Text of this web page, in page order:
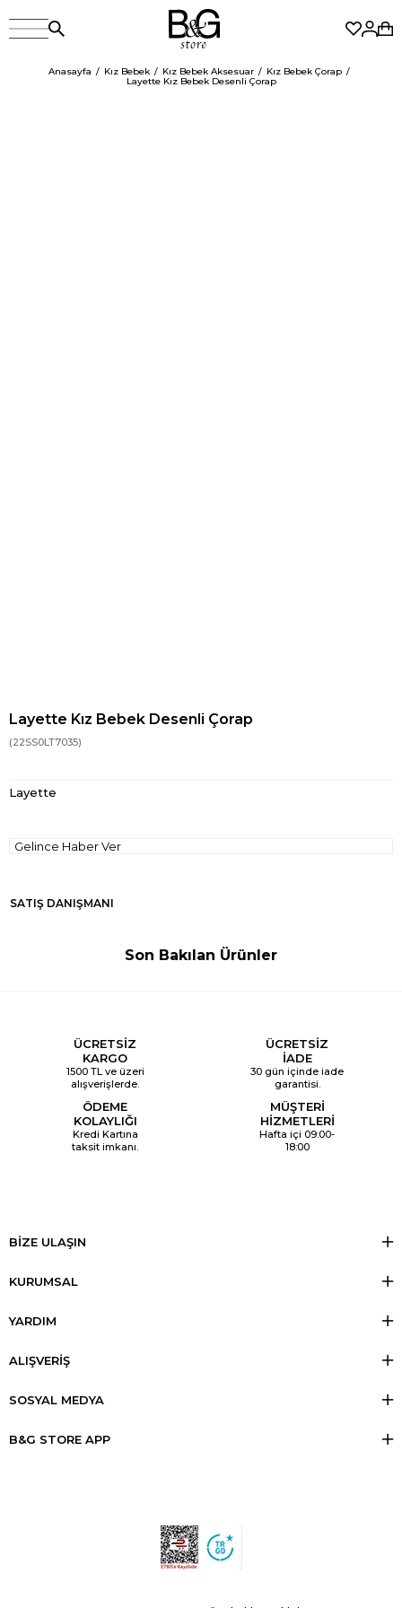
Anasayfa Kız Bebek Kız Bebek Aksesuar
Kız Bebek Çorap
Layette Kız Bebek Desenli Çorap
Layette Kız Bebek Desenli Çorap
(22SS0LT7035)
Layette
Gelince Haber Ver
SATIŞ DANIŞMANI
Son Bakılan Ürünler
ÜCRETSİZ
KARGO
1500 TL ve üzeri
alışverişlerde.
ÜCRETSİZ
İADE
30 gün içinde iade
garantisi.
ÖDEME
KOLAYLIĞI
Kredi Kartına
taksit imkanı.
MÜŞTERİ
HİZMETLERİ
Hafta içi 09:00-
18:00
BİZE ULAŞIN
KURUMSAL
YARDIM
ALIŞVERİŞ
SOSYAL MEDYA
B&G STORE APP